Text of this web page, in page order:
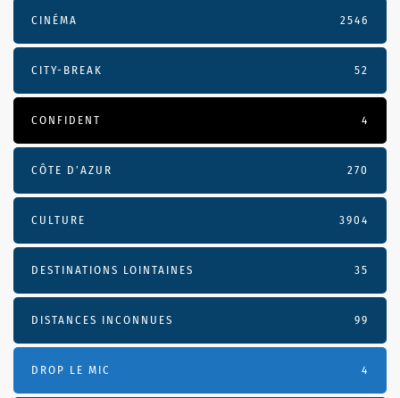
CINÉMA 2546
CITY-BREAK 52
CONFIDENT 4
CÔTE D’AZUR 270
CULTURE 3904
DESTINATIONS LOINTAINES 35
DISTANCES INCONNUES 99
DROP LE MIC 4